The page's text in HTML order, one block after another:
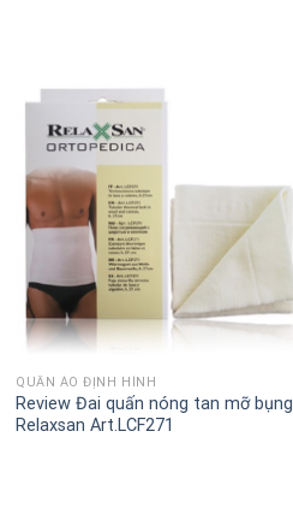
+
QUẦN ÁO ĐỊNH HÌNH
Review Đai quấn nóng tan mỡ bụng
Relaxsan Art.LCF271